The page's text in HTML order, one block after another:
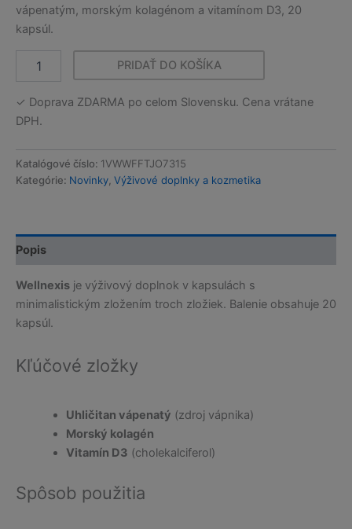
vápenatým, morským kolagénom a vitamínom D3, 20
kapsúl.
množstvo
PRIDAŤ DO KOŠÍKA
✓ Doprava ZDARMA po celom Slovensku. Cena vrátane
DPH.
Katalógové číslo: 1VWWFFTJO7315
Kategórie: Novinky Výživové doplnky a kozmetika
Popis
Wellnexis je výživový doplnok v kapsulách s
minimalistickým zložením troch zložiek. Balenie obsahuje 20
kapsúl.
Kľúčové zložky
Uhličitan vápenatý (zdroj vápnika)
Morský kolagén
Vitamín D3 (cholekalciferol)
Spôsob použitia